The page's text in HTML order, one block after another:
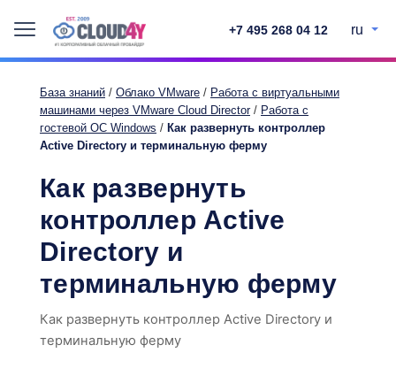
+7 495 268 04 12 ru
База знаний / Облако VMware / Работа с виртуальными
машинами через VMware Cloud Director/ Работа с
гостевой ОС Windows / Как развернуть контроллер
Active Directory и терминальную ферму
Как развернуть
контроллер Active
Directory и
терминальную ферму
Как развернуть контроллер Active Directory и
терминальную ферму